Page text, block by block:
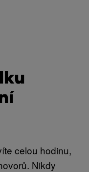
celou hodinu,
Nikdy